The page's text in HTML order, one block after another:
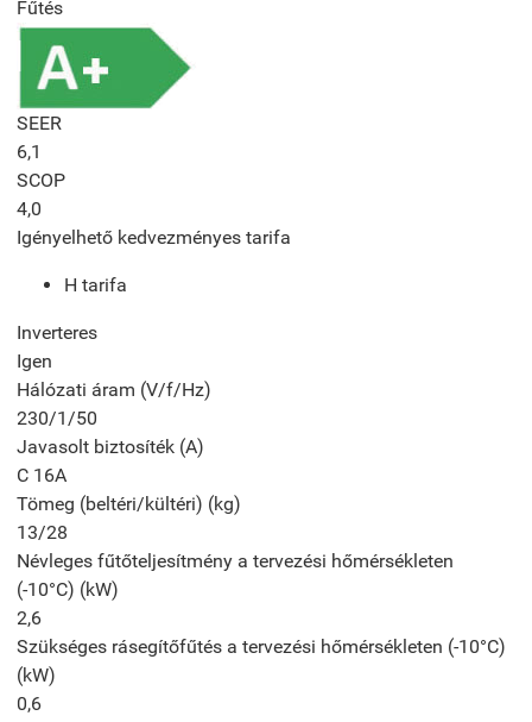
Fűtés
SEER
6,1
SCOP
4,0
Igényelhető kedvezményes tarifa
H tarifa
Inverteres
Igen
Hálózati áram (V/f/Hz)
230/1/50
Javasolt biztosíték (A)
C 16A
Tömeg (beltéri/kültéri) (kg)
13/28
Névleges fűtőteljesítmény a tervezési hőmérsékleten
(-10°C) (kW)
2,6
Szükséges rásegítőfűtés a tervezési hőmérsékleten (-10°C)
(kW)
0,6